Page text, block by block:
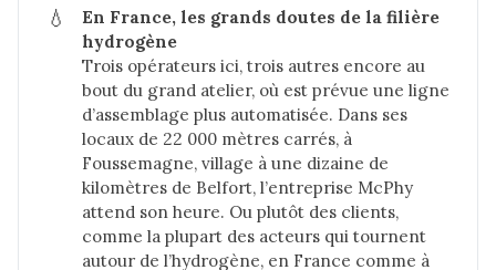
💧
En France, les grands doutes de la filière
hydrogène
Trois opérateurs ici, trois autres encore au
bout du grand atelier, où est prévue une ligne
d’assemblage plus automatisée. Dans ses
locaux de 22 000 mètres carrés, à
Foussemagne, village à une dizaine de
kilomètres de Belfort, l’entreprise McPhy
attend son heure. Ou plutôt des clients,
comme la plupart des acteurs qui tournent
autour de l’hydrogène, en France comme à